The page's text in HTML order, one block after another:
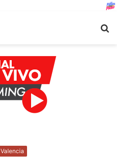
Valencia